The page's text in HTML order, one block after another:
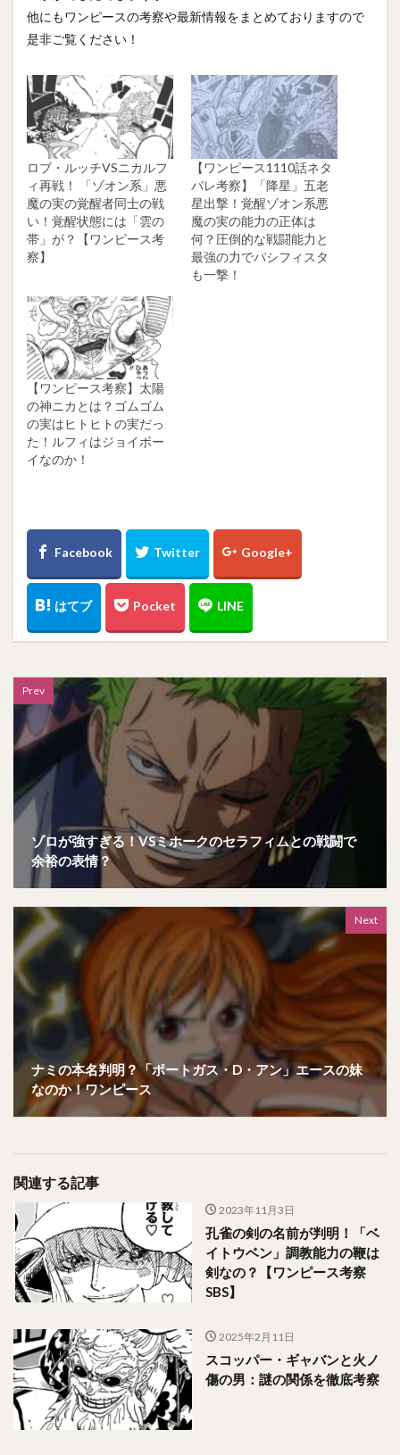
他にもワンピースの考察や最新情報をまとめておりますので
是非ご覧ください！
ロブ・ルッチVSニカルフ
ィ再戦！ 「ゾオン系」悪
魔の実の覚醒者同士の戦
い！覚醒状態には「雲の
帯」が？【ワンピース考
察】
【ワンピース1110話ネタ
バレ考察】「降星」五老
星出撃！覚醒ゾオン系悪
魔の実の能力の正体は
何？圧倒的な戦闘能力と
最強の力でパシフィスタ
も一撃！
【ワンピース考察】太陽
の神ニカとは？ゴムゴム
の実はヒトヒトの実だっ
た！ルフィはジョイボー
イなのか！
Prev
ゾロが強すぎる！VSミホークのセラフィムとの戦闘で
余裕の表情？
Next
ナミの本名判明？「ポートガス・D・アン」エースの妹
なのか！ワンピース
関連する記事
2023年11月3日
孔雀の剣の名前が判明！「ベ
イトウベン」調教能力の鞭は
剣なの？【ワンピース考察
SBS】
2025年2月11日
スコッパー・ギャバンと火ノ
傷の男：謎の関係を徹底考察